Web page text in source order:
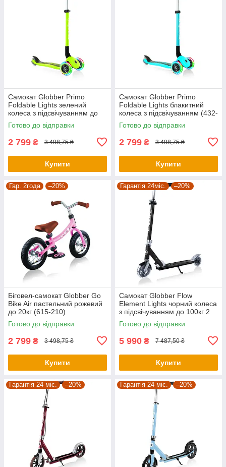
Самокат Globber Primo
Foldable Lights зелений
колеса з підсвічуванням до
50кг (432-106-3)
Готово до відправки
2 799 ₴ 3 498,75 ₴
Купити
Самокат Globber Primo
Foldable Lights блакитний
колеса з підсвічуванням (432-
101-3)
Готово до відправки
2 799 ₴ 3 498,75 ₴
Купити
Гар. 2года –20%
Біговел-самокат Globber Go
Bike Air пастельний рожевий
до 20кг (615-210)
Готово до відправки
2 799 ₴ 3 498,75 ₴
Купити
Гарантія 24міс. –20%
Самокат Globber Flow
Element Lights чорний колеса
з підсвічуванням до 100кг 2
колеса (721-120)
Готово до відправки
5 990 ₴ 7 487,50 ₴
Купити
Гарантія 24 міс. –20% Гарантія 24 міс. –20%